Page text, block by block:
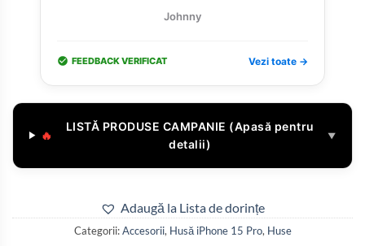
Johnny
FEEDBACK VERIFICAT Vezi toate →
🔥
LISTĂ PRODUSE CAMPANIE (Apasă pentru
detalii)
▼
Adaugă la Lista de dorințe
Categorii:Accesorii, Husă iPhone 15 Pro, Huse